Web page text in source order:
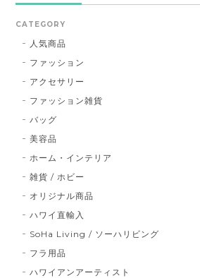
CATEGORY
人気商品
ファッション
アクセサリー
ファッション雑貨
バッグ
美容品
ホーム・インテリア
雑貨 / ホビー
オリジナル商品
ハワイ直輸入
SoHa Living / ソーハリビング
フラ用品
ハワイアンアーティスト